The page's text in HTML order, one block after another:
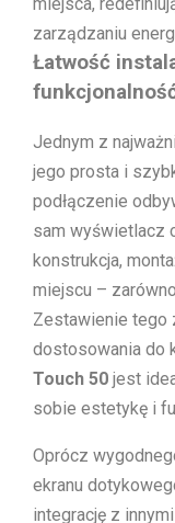
zarządzaniu
Łatwość
Jednym z
jego prosta i
podłączenie
sam wyświetlacz
konstrukcja,
miejscu –
Zestawienie tego
dostosowania do
Touch 50 jest
sobie estetykę i
Oprócz
ekranu
integrację z